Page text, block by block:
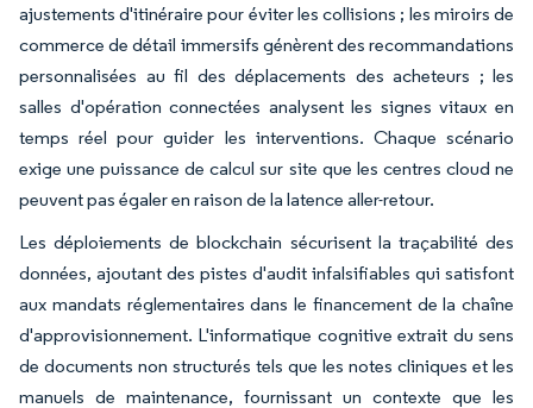
ajustements d'itinéraire pour éviter les collisions ; les miroirs de
commerce de détail immersifs génèrent des recommandations
personnalisées au fil des déplacements des acheteurs ; les
salles d'opération connectées analysent les signes vitaux en
temps réel pour guider les interventions. Chaque scénario
exige une puissance de calcul sur site que les centres cloud ne
peuvent pas égaler en raison de la latence aller-retour.
Les déploiements de blockchain sécurisent la traçabilité des
données, ajoutant des pistes d'audit infalsifiables qui satisfont
aux mandats réglementaires dans le financement de la chaîne
d'approvisionnement. L'informatique cognitive extrait du sens
de documents non structurés tels que les notes cliniques et les
manuels de maintenance, fournissant un contexte que les